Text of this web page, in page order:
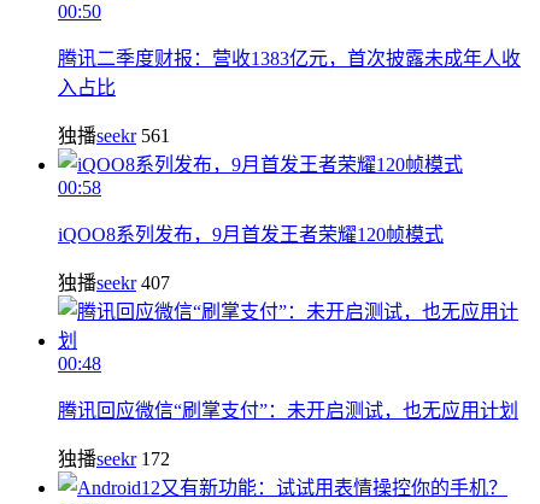
00:50
腾讯二季度财报：营收1383亿元，首次披露未成年人收
入占比
独播seekr 561
00:58
iQOO8系列发布，9月首发王者荣耀120帧模式
独播seekr 407
00:48
腾讯回应微信“刷掌支付”：未开启测试，也无应用计划
独播seekr 172